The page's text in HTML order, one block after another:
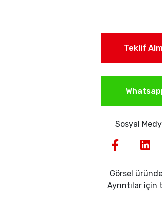
Teklif
Sosyal
Görsel
Ayrıntılar için